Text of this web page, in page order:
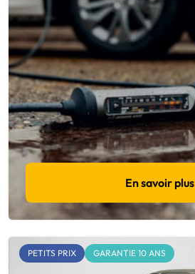
En savoir plus
PETITS PRIX GARANTIE 10 ANS